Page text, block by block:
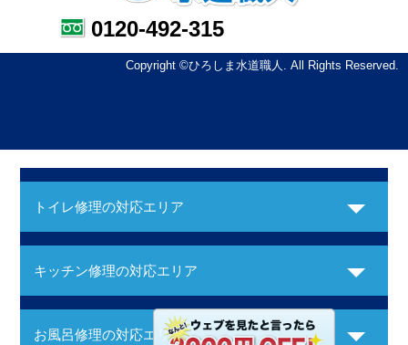
0120-492-315
Copyright ©ひろしま水道職人. All Rights Reserved.
トイレ修理の対応エリア
キッチン修理の対応エリア
お風呂修理の対応エリア